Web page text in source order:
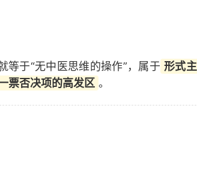
等于“无中医思维的操作”，属于 形式
票否决项的高发区 。